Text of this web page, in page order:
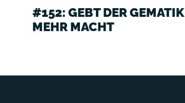
#152: GEBT DER GEMATIK
MEHR MACHT